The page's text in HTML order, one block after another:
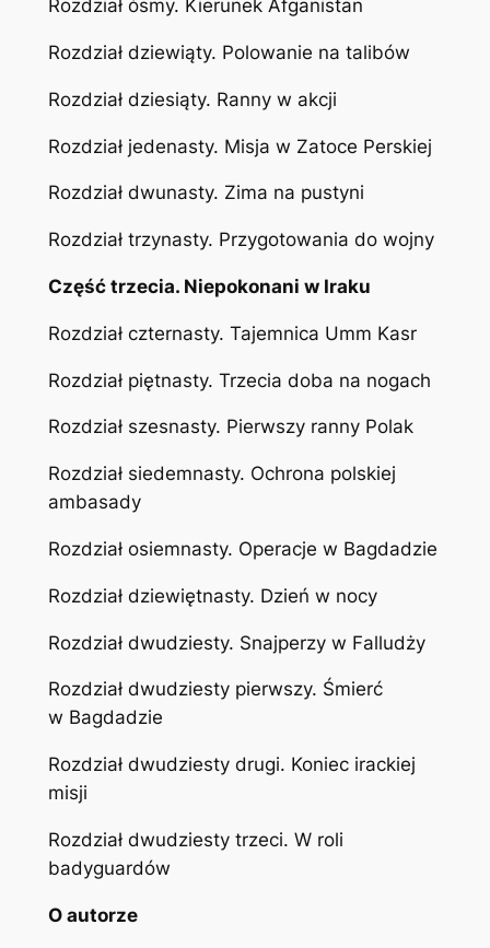
Rozdział ósmy. Kierunek Afganistan
Rozdział dziewiąty. Polowanie na talibów
Rozdział dziesiąty. Ranny w akcji
Rozdział jedenasty. Misja w Zatoce Perskiej
Rozdział dwunasty. Zima na pustyni
Rozdział trzynasty. Przygotowania do wojny
Część trzecia. Niepokonani w Iraku
Rozdział czternasty. Tajemnica Umm Kasr
Rozdział piętnasty. Trzecia doba na nogach
Rozdział szesnasty. Pierwszy ranny Polak
Rozdział siedemnasty. Ochrona polskiej
ambasady
Rozdział osiemnasty. Operacje w Bagdadzie
Rozdział dziewiętnasty. Dzień w nocy
Rozdział dwudziesty. Snajperzy w Falludży
Rozdział dwudziesty pierwszy. Śmierć
w Bagdadzie
Rozdział dwudziesty drugi. Koniec irackiej
misji
Rozdział dwudziesty trzeci. W roli
badyguardów
O autorze